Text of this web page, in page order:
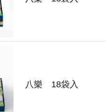
八樂 18袋入